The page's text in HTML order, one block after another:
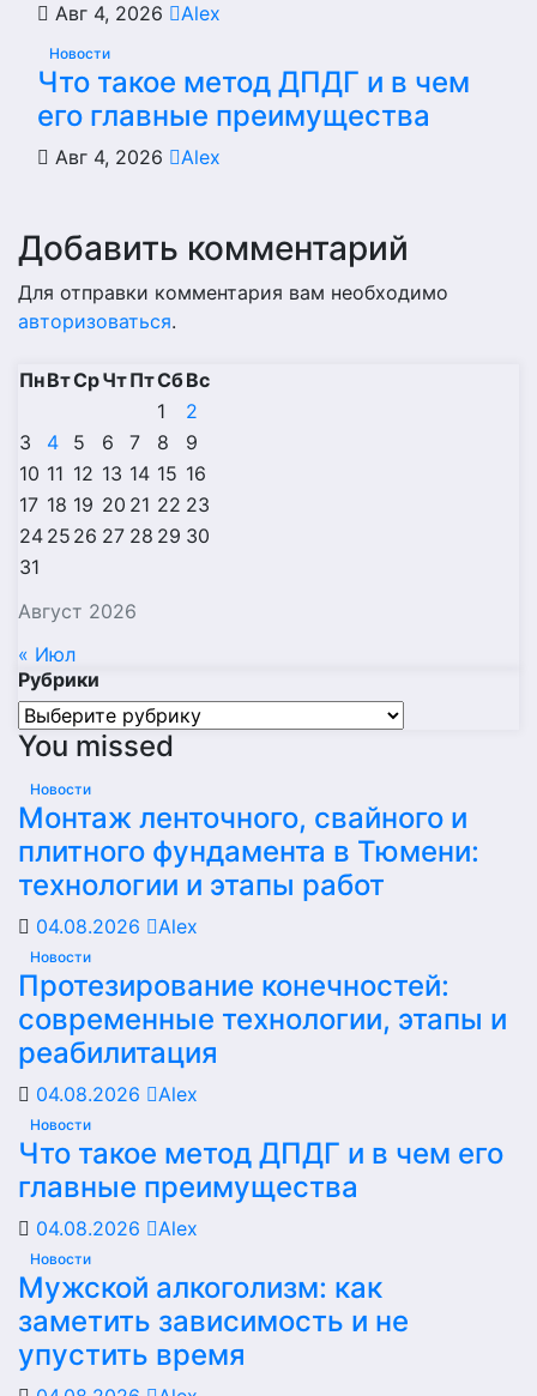
Авг 4, 2026 Alex
Новости
Что такое метод ДПДГ и в чем
его главные преимущества
Авг 4, 2026 Alex
Добавить комментарий
Для отправки комментария вам необходимо
авторизоваться.
Август 2026
ПнВтСрЧтПтСбВс
1
2
3
4 5 6 7 8
9
10 11 12 13 14 15 16
17 18 19 20 21 22 23
24 25 26 27 28 29 30
31
« Июл
Рубрики
Рубрики
You missed
Новости
Монтаж ленточного, свайного и
плитного фундамента в Тюмени:
технологии и этапы работ
04.08.2026 Alex
Новости
Протезирование конечностей:
современные технологии, этапы и
реабилитация
04.08.2026 Alex
Новости
Что такое метод ДПДГ и в чем его
главные преимущества
04.08.2026 Alex
Новости
Мужской алкоголизм: как
заметить зависимость и не
упустить время